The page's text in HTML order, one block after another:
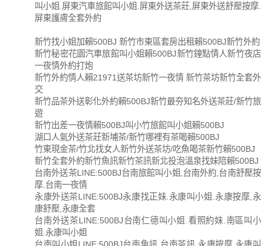
叫小姐.屏東汽車旅館叫小姐.屏東外送茶莊,屏東外送舒壓按摩.
屏東護膚全套外約
新竹找小姐加賴500BJ 新竹市東區套房出租賴500BJ新竹外約
新竹秘密花園汽車旅館叫小姐賴500BJ新竹鐘點情人新竹夜店
一夜情外約打炮
新竹外約情人賴21971送茶坊新竹一夜情 新竹茶坊新竹全套外
交
新竹品茶外送彰化外約賴500BJ新竹最夯知名外送茶莊/新竹旅
遊
新竹出差一夜情賴500BJ叫小竹旅館叫小姐賴500BJ
湖口人氣外送茶莊新埔茶/新竹哪裡有茶喝賴500BJ
竹東現金茶/竹北找女人新竹外送茶坊/吃魚喝茶新竹賴500BJ
新竹全套外約新竹魚訊新竹茶訊新北投泡溫泉找妹陪賴500BJ
台南外送茶LINE:500BJ台南旅館叫小姐,台南外約,台南舒壓按
摩.台南一夜情
永康外送茶LINE:500BJ永康找正妹.永康叫小姐.永康按摩,永
康舒壓,永康全套
台南外送茶LINE:500BJ台南仁德叫小姐.看照約妹.南區叫小
姐.永康叫小姐